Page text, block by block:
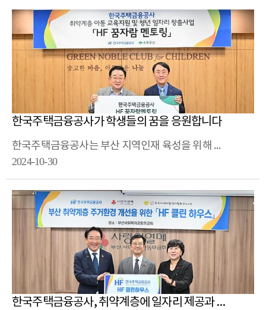
한국주택금융공사가 학생들의 꿈을 응원합니다
한국주택금융공사는 부산 지역인재 육성을 위해 초록우산 어린이재단과 ‘HF 꿈자람 멘토링’ 사업 기부금 전달식을 진행했습니다.
2024-10-30
한국주택금융공사, 취약계층에 일자리 제공과 주거환경 개선